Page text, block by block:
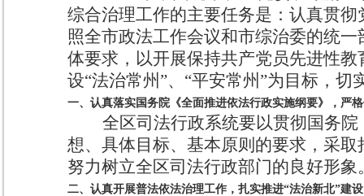
综合治理工作的主要任务是：认真贯
照全市政法工作会议和市综治委的统
体要求，以开展保持共产党员先进性
设“法治常州”、“平安常州”为目标，
一、认真落实国务院《全面推进依法行政实施纲要》，严
全区司法行政系统要以贯彻国务
想、具体目标、基本原则的要求，采
努力树立全区司法行政部门的良好形象
二、认真开展普法依法治理工作，扎实推进“法治新北”建设